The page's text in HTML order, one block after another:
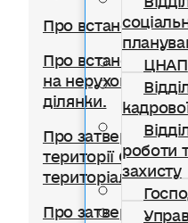
ЦНАП
роботи
захисту
Про
Про встановлення
на нерухоме
ділянки.
Про
території
територіальної
Про